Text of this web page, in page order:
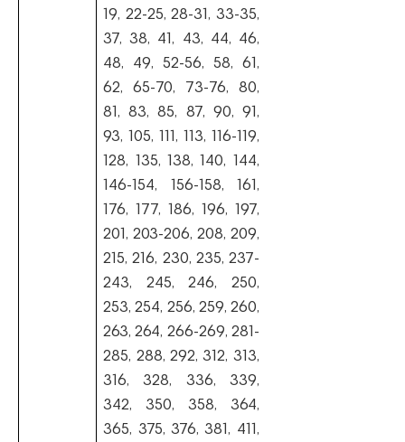
19, 22-25, 28-31, 33-35,
37, 38, 41, 43, 44, 46,
48, 49, 52-56, 58, 61,
62, 65-70, 73-76, 80,
81, 83, 85, 87, 90, 91,
93, 105, 111, 113, 116-119,
128, 135, 138, 140, 144,
146-154, 156-158, 161,
176, 177, 186, 196, 197,
201, 203-206, 208, 209,
215, 216, 230, 235, 237-
243, 245, 246, 250,
253, 254, 256, 259, 260,
263, 264, 266-269, 281-
285, 288, 292, 312, 313,
316, 328,
336, 339,
342, 350, 358, 364,
365, 375, 376, 381, 411,